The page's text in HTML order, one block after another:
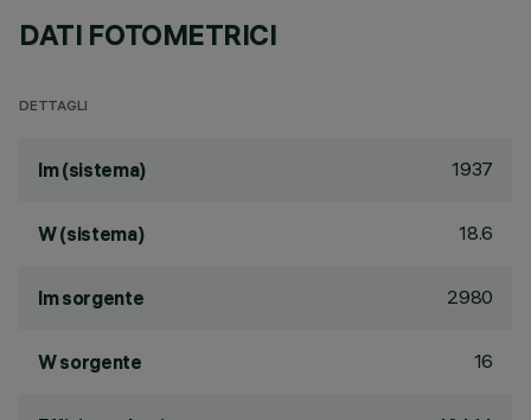
DATI FOTOMETRICI
DETTAGLI
lm (sistema) 1937
W (sistema) 18.6
lm sorgente 2980
W sorgente 16